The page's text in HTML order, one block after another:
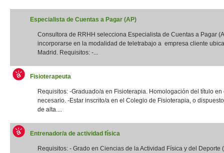
Especialista de Cuentas a Pagar (AP)
Consultora de RRHH selecciona Especialista de Cuentas a Pagar
incorporarse en la modalidad de teletrabajo a empresa cliente
Madrid. Requisitos: -...
Fisioterapeuta
Requisitos: -Graduado/a en Fisioterapia. Homologación del título en
necesario. -Estar inscrito/a en el Colegio de Fisioterapia, o
de alta....
Entrenador/a de actividad física
Requisitos: - Grado en Ciencias de la Actividad Física y del Deporte